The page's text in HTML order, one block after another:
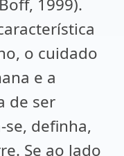
1999).
o cuidado
e a
de ser
definha,
Se ao lado